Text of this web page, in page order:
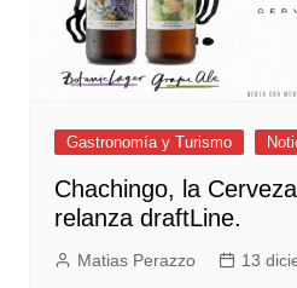
Gastronomía y Turismo
Chachingo, la
relanza draftLine.
Matias Perazzo 13